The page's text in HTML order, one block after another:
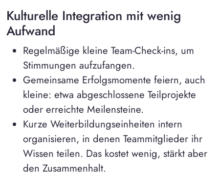
Kulturelle Integration mit wenig
Aufwand
Regelmäßige kleine Team-Check-ins, um
Stimmungen aufzufangen.
Gemeinsame Erfolgsmomente feiern, auch
kleine: etwa abgeschlossene Teilprojekte
oder erreichte Meilensteine.
Kurze Weiterbildungseinheiten intern
organisieren, in denen Teammitglieder ihr
Wissen teilen. Das kostet wenig, stärkt aber
den Zusammenhalt.